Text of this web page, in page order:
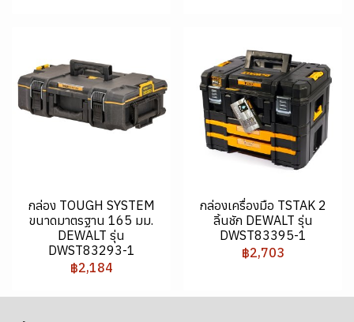
กล่อง TOUGH SYSTEM
ขนาดมาตรฐาน 165 มม.
DEWALT รุ่น
DWST83293-1
฿2,184
กล่องเครื่องมือ TSTAK 2
ลิ้นชัก DEWALT รุ่น
DWST83395-1
฿2,703